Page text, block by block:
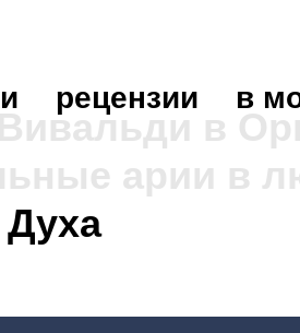
рецензии в
в
арии в